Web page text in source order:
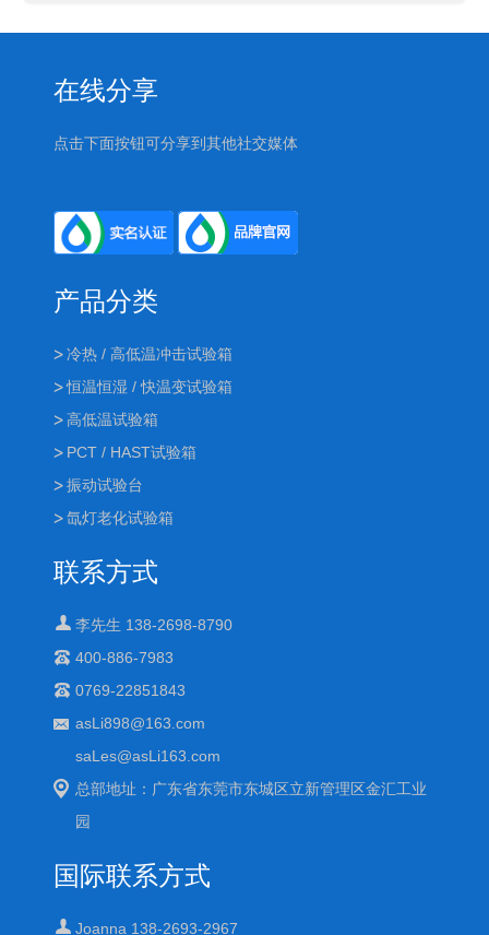
在线分享
点击下面按钮可分享到其他社交媒体
产品分类
冷热 / 高低温冲击试验箱
恒温恒湿 / 快温变试验箱
高低温试验箱
PCT / HAST试验箱
振动试验台
氙灯老化试验箱
联系方式
李先生 138-2698-8790
400-886-7983
0769-22851843
asLi898@163.com
saLes@asLi163.com
总部地址：广东省东莞市东城区立新管理区金汇工业
园
国际联系方式
Joanna 138-2693-2967